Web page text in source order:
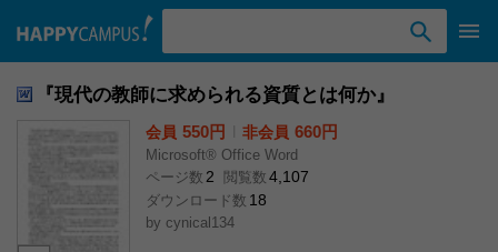
『現代の教師に求められる資質とは何か』
会員 550円 非会員 660円
Microsoft® Office Word
ページ数 2 閲覧数 4,107
ダウンロード数 18
by cynical134